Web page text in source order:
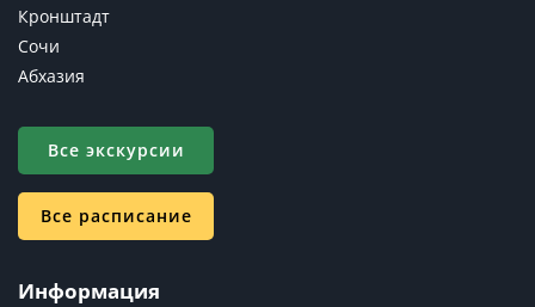
Кронштадт
Сочи
Абхазия
Все экскурсии
Все расписание
Информация